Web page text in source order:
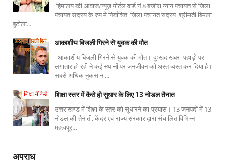
हिमालय की आवाज/न्यूज़ पोर्टल वार्ड नं 8 बजीरा न्याय पंचायत से जिला
पंचायत सदस्य के रुप मे निर्वाचित जिला पंचायत सदस्य श्रीमती बिमला
बुटोला...
आकाशीय बिजली गिरने से युवक की मौत
आकाशीय बिजली गिरने से युवक की मौत। दुःखद खबर- पहाड़ों पर
लगातार हो रही ने कई स्थानों पर जनजीवन को अस्त व्यस्त कर दिया है।
सबसे अधिक नुकसान ...
शिक्षा स्तर में कैसे हो सुधार के लिए 13 नोडल तैनात
उत्तराखण्ड में शिक्षा के स्तर को सुधारने का प्रयास। 13 जनपदों में 13
नोडल की तैनाती, केंद्र एवं राज्य सरकार द्वारा संचालित विभिन्न
महत्वपूर्...
अपराध